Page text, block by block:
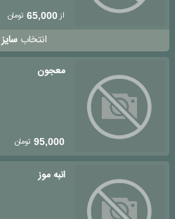
از65,000 تومان
انتخابسایز
معجون
95,000 تومان
انبه موز